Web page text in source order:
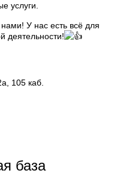
услуги.
У нас есть всё для
деятельности!
105 каб.
база